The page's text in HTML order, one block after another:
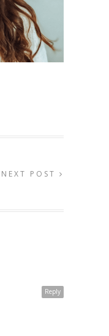
NEXT POST
Reply